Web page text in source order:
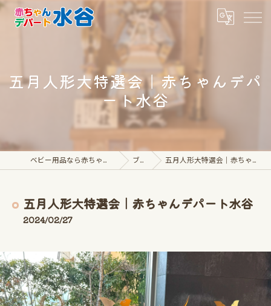
五月人形大特選会｜赤ちゃんデパ
ート水谷
ベビー用品なら赤ちゃんデパート水谷 ブログ 五月人形大特選会｜赤ちゃんデパート水谷
五月人形大特選会｜赤ちゃんデパート水谷
2024/02/27